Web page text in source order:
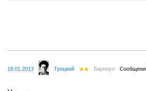
18.01.2013 Tроцкий Барнаул